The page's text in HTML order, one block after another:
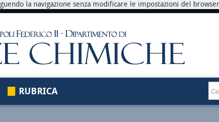
la navigazione senza modificare le impostazioni del
RUBRICA